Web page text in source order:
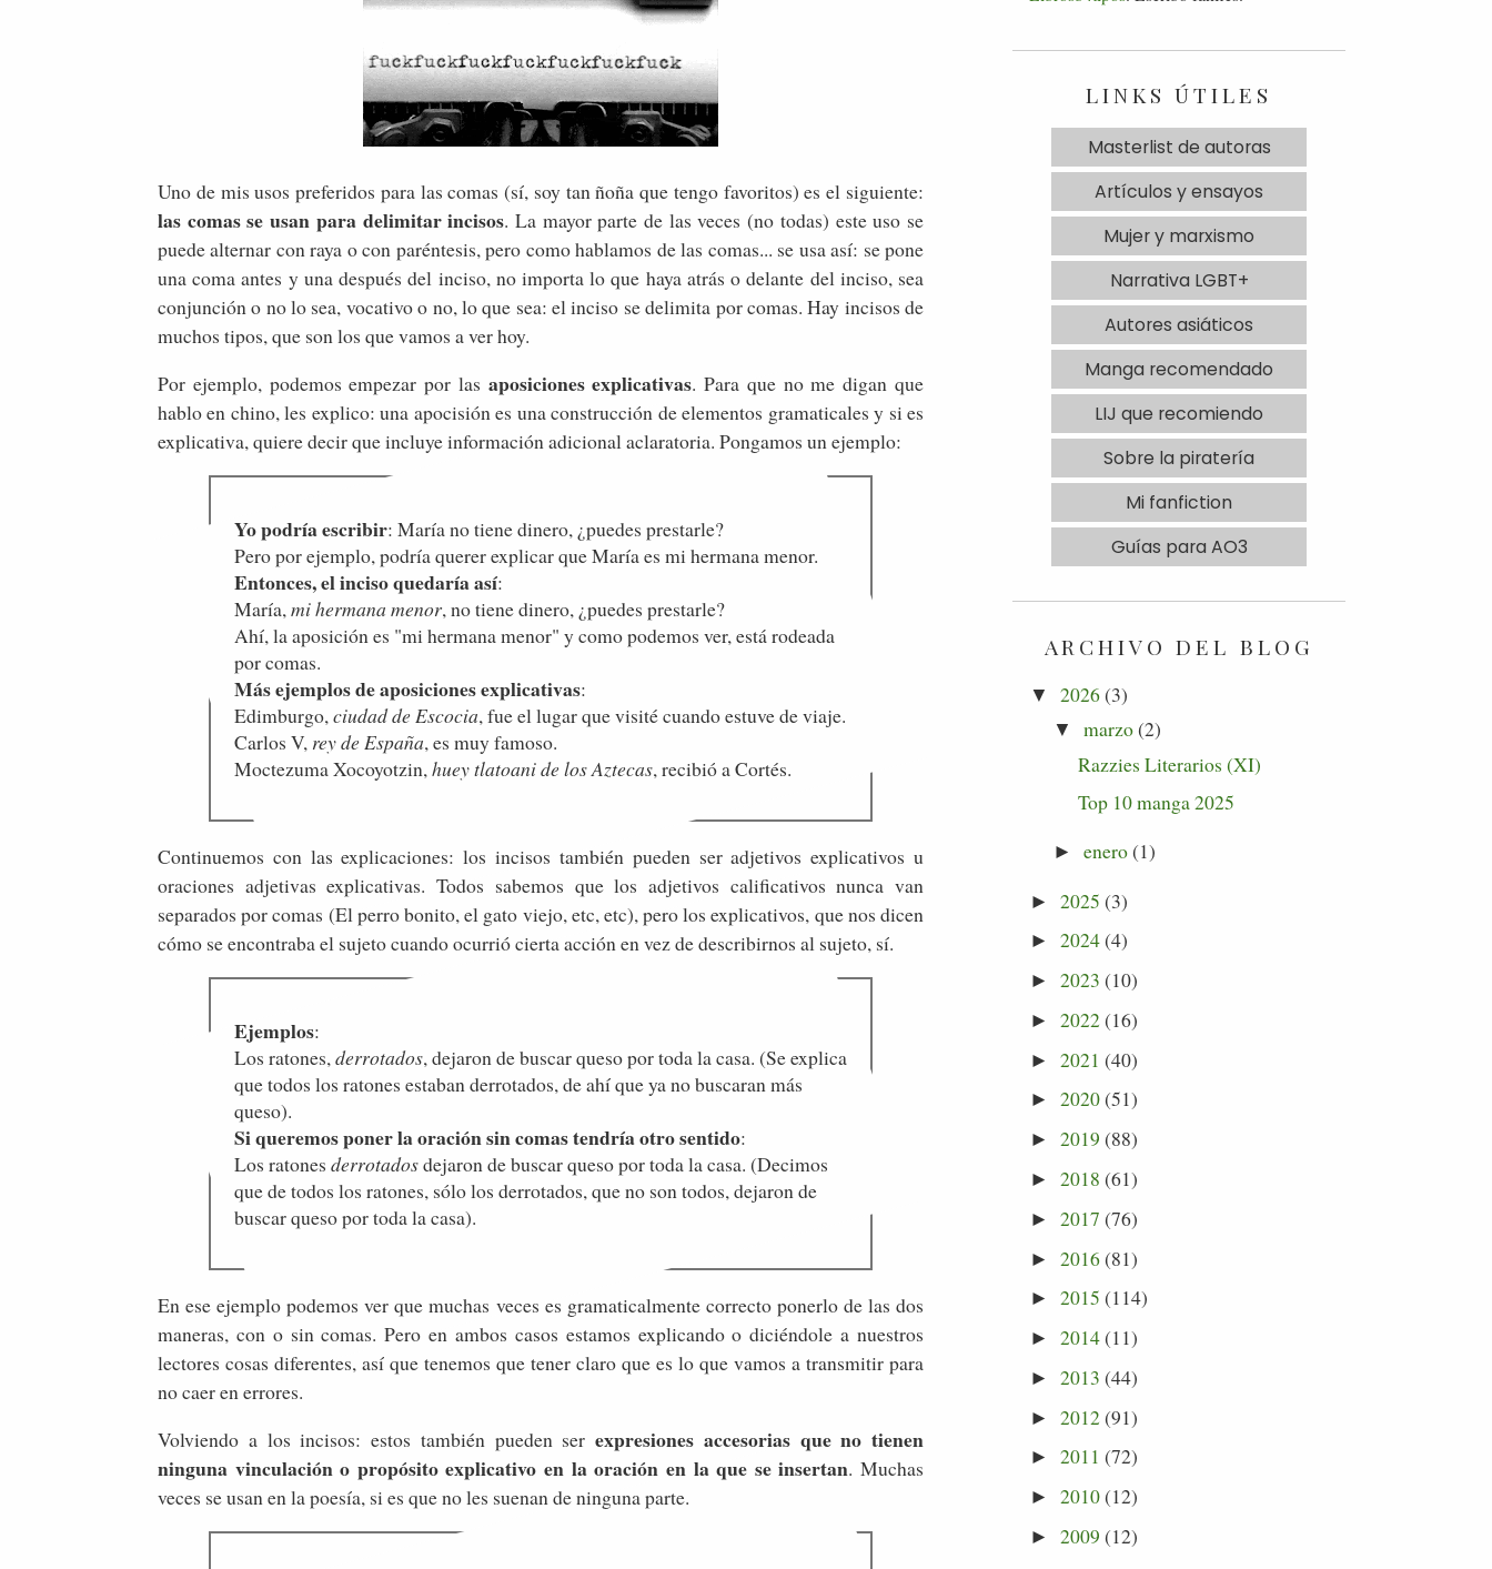
Uno de mis usos preferidos para las comas (sí, soy tan ñoña que tengo favoritos) es el siguiente:
las comas se usan para delimitar incisos. La mayor parte de las veces (no todas) este uso se
puede alternar con raya o con paréntesis, pero como hablamos de las comas... se usa así: se pone
una coma antes y una después del inciso, no importa lo que haya atrás o delante del inciso, sea
conjunción o no lo sea, vocativo o no, lo que sea: el inciso se delimita por comas. Hay incisos de
muchos tipos, que son los que vamos a ver hoy.
Por ejemplo, podemos empezar por las aposiciones explicativas. Para que no me digan que
hablo en chino, les explico: una apocisión es una construcción de elementos gramaticales y si es
explicativa, quiere decir que incluye información adicional aclaratoria. Pongamos un ejemplo:
Yo podría escribir: María no tiene dinero, ¿puedes prestarle?
Pero por ejemplo, podría querer explicar que María es mi hermana menor.
Entonces, el inciso quedaría así:
María,mi hermana menor, no tiene dinero, ¿puedes prestarle?
Ahí, la aposición es "mi hermana menor" y como podemos ver, está rodeada
por comas.
Más ejemplos de aposiciones explicativas:
Edimburgo,ciudad de Escocia, fue el lugar que visité cuando estuve de viaje.
Carlos V, rey de España, es muy famoso.
Moctezuma Xocoyotzin,huey tlatoani de los Aztecas, recibió a Cortés.
Continuemos con las explicaciones: los incisos también pueden ser adjetivos explicativos u
oraciones adjetivas explicativas. Todos sabemos que los adjetivos calificativos nunca van
separados por comas (El perro bonito, el gato viejo, etc, etc), pero los explicativos, que nos dicen
cómo se encontraba el sujeto cuando ocurrió cierta acción en vez de describirnos al sujeto, sí.
Ejemplos:
Los ratones,derrotados, dejaron de buscar queso por toda la casa. (Se explica
que todos los ratones estaban derrotados, de ahí que ya no buscaran más
queso).
Si queremos poner la oración sin comas tendría otro sentido:
Los ratones derrotadosdejaron de buscar queso por toda la casa. (Decimos
que de todos los ratones, sólo los derrotados, que no son todos, dejaron de
buscar queso por toda la casa).
En ese ejemplo podemos ver que muchas veces es gramaticalmente correcto ponerlo de las dos
maneras, con o sin comas. Pero en ambos casos estamos explicando o diciéndole a nuestros
lectores cosas diferentes, así que tenemos que tener claro que es lo que vamos a transmitir para
no caer en errores.
Volviendo a los incisos: estos también pueden ser expresiones accesorias que no tienen
ninguna vinculación o propósito explicativo en la oración en la que se insertan. Muchas
veces se usan en la poesía, si es que no les suenan de ninguna parte.
LINKS ÚTILES
Masterlist de autoras
Artículos y ensayos
Mujer y marxismo
Narrativa LGBT+
Autores asiáticos
Manga recomendado
LIJ que recomiendo
Sobre la piratería
Mi fanfiction
Guías para AO3
ARCHIVO DEL BLOG
▼ 2026(3)
▼ marzo(2)
Razzies Literarios (XI)
Top 10 manga 2025
►enero(1)
► 2025 (3)
► 2024(4)
► 2023 (10)
► 2022(16)
► 2021 (40)
► 2020(51)
► 2019 (88)
► 2018 (61)
► 2017 (76)
► 2016(81)
► 2015 (114)
► 2014(11)
► 2013 (44)
► 2012(91)
► 2011 (72)
► 2010(12)
► 2009 (12)